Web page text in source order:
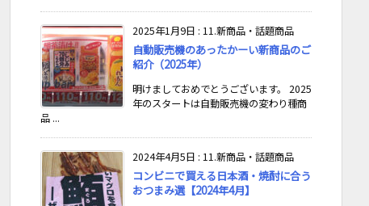
2025年1月9日 : 11.新商品・話題商品
自動販売機のあったかーい新商品のご
紹介（2025年）
明けましておめでとうございます。 2025
年のスタートは自動販売機の変わり種商
品 ...
2024年4月5日 : 11.新商品・話題商品
コンビニで買える日本酒・焼酎に合う
おつまみ選【2024年4月】